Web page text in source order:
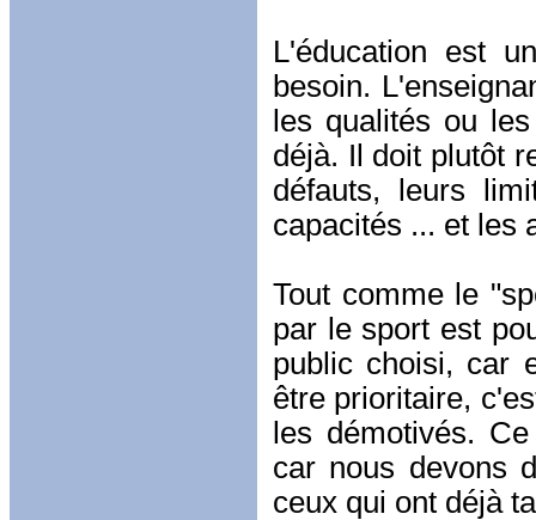
L'éducation est
besoin.
les qualités ou
déjà. Il doit plutôt
défauts, leurs
capacités ... et les
Tout comme le
par le sport est
public choisi, car
être prioritaire,
les démotivés.
car nous devons
ceux qui ont déjà